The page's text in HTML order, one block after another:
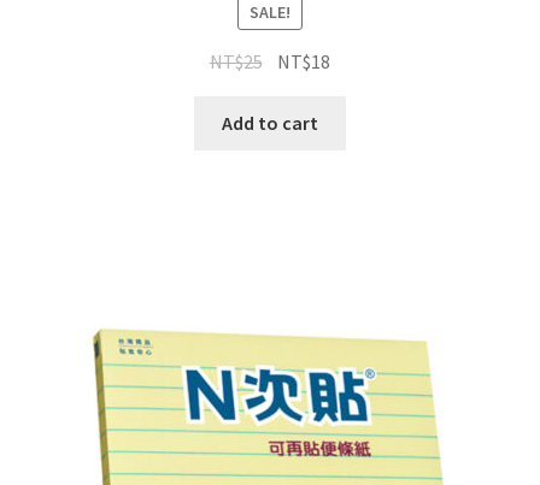
SALE!
NT$25 NT$18
Add to cart